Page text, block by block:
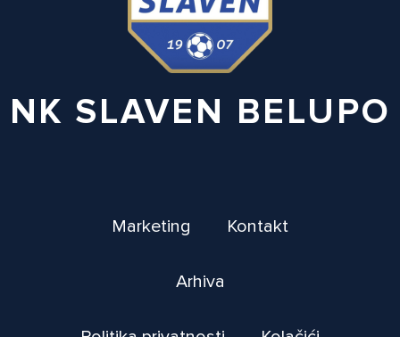
NK SLAVEN BELUPO
Marketing Kontakt
Arhiva